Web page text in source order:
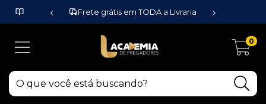
0
‹ Frete grátis em TODA a Livraria ›